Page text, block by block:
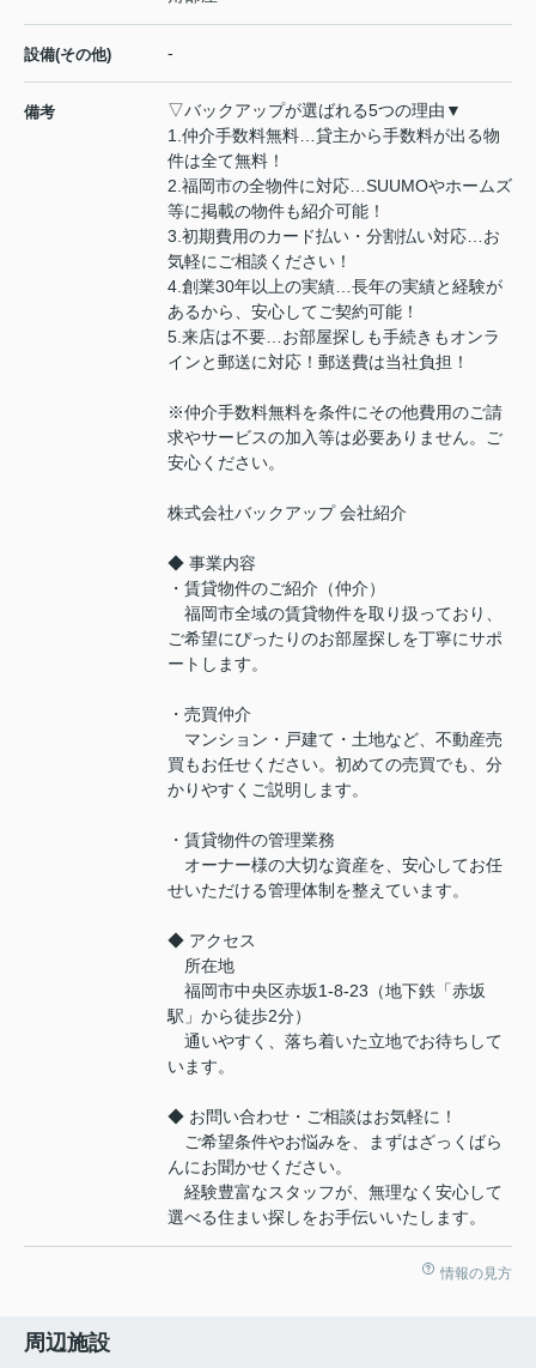
設備(その他) -
備考
▽バックアップが選ばれる5つの理由▼
1.仲介手数料無料…貸主から手数料が出る物
件は全て無料！
2.福岡市の全物件に対応…SUUMOやホームズ
等に掲載の物件も紹介可能！
3.初期費用のカード払い・分割払い対応…お
気軽にご相談ください！
4.創業30年以上の実績…長年の実績と経験が
あるから、安心してご契約可能！
5.来店は不要…お部屋探しも手続きもオンラ
インと郵送に対応！郵送費は当社負担！
※仲介手数料無料を条件にその他費用のご請
求やサービスの加入等は必要ありません。ご
安心ください。
株式会社バックアップ 会社紹介
◆ 事業内容
・賃貸物件のご紹介（仲介）
福岡市全域の賃貸物件を取り扱っており、
ご希望にぴったりのお部屋探しを丁寧にサポ
ートします。
・売買仲介
マンション・戸建て・土地など、不動産売
買もお任せください。初めての売買でも、分
かりやすくご説明します。
・賃貸物件の管理業務
オーナー様の大切な資産を、安心してお任
せいただける管理体制を整えています。
◆ アクセス
所在地
福岡市中央区赤坂1-8-23（地下鉄「赤坂
駅」から徒歩2分）
通いやすく、落ち着いた立地でお待ちして
います。
◆ お問い合わせ・ご相談はお気軽に！
ご希望条件やお悩みを、まずはざっくばら
んにお聞かせください。
経験豊富なスタッフが、無理なく安心して
選べる住まい探しをお手伝いいたします。
情報の見方
周辺施設